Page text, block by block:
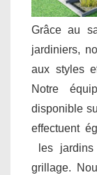
Grâce au
jardiniers,
aux styles
Notre
disponible
effectuent
les
grillage.